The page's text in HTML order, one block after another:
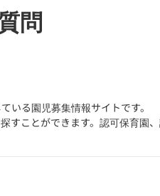
問
いる園児募集情報サイトです。
ことができます。認可保育園